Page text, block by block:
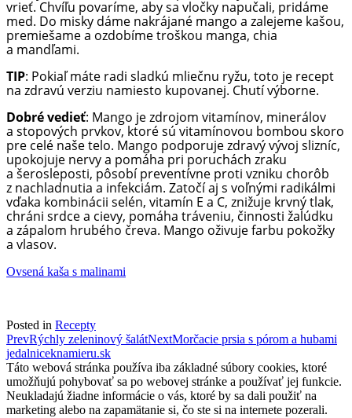
vrieť. Chvíľu povaríme, aby sa vločky napučali, pridáme
med. Do misky dáme nakrájané mango a zalejeme kašou,
premiešame a ozdobíme troškou manga, chia
a mandľami.
TIP: Pokiaľ máte radi sladkú mliečnu ryžu, toto je recept
na zdravú verziu namiesto kupovanej. Chutí výborne.
Dobré vedieť: Mango je zdrojom vitamínov, minerálov
a stopových prvkov, ktoré sú vitamínovou bombou skoro
pre celé naše telo. Mango podporuje zdravý vývoj slizníc,
upokojuje nervy a pomáha pri poruchách zraku
a šerosleposti, pôsobí preventívne proti vzniku chorôb
z nachladnutia a infekciám. Zatočí aj s voľnými radikálmi
vďaka kombinácii selén, vitamín E a C, znižuje krvný tlak,
chráni srdce a cievy, pomáha tráveniu, činnosti žalúdku
a zápalom hrubého čreva. Mango oživuje farbu pokožky
a vlasov.
Ovsená kaša s malinami
Posted in Recepty
Post
navigation
PrevRýchly zeleninový šalátNextMorčacie prsia s pórom a hubami
jedalniceknamieru.sk
Táto webová stránka používa iba základné súbory cookies, ktoré
umožňujú pohybovať sa po webovej stránke a používať jej funkcie.
Neukladajú žiadne informácie o vás, ktoré by sa dali použiť na
marketing alebo na zapamätanie si, čo ste si na internete pozerali.